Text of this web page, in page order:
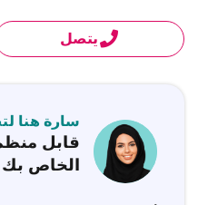
يتصل
سارة هنا
قابل
الخاص